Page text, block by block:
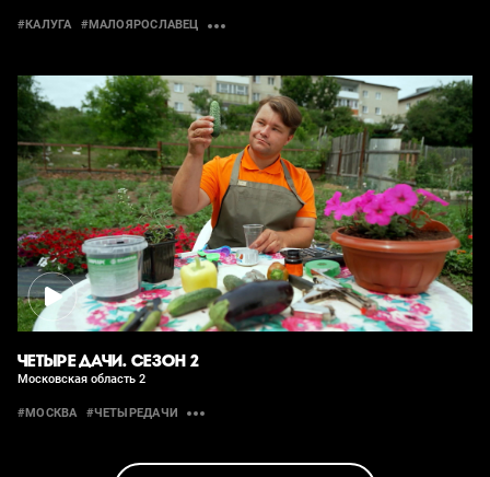
#КАЛУГА #МАЛОЯРОСЛАВЕЦ
ЧЕТЫРЕ ДАЧИ. СЕЗОН 2
Московская область 2
#МОСКВА #ЧЕТЫРЕДАЧИ